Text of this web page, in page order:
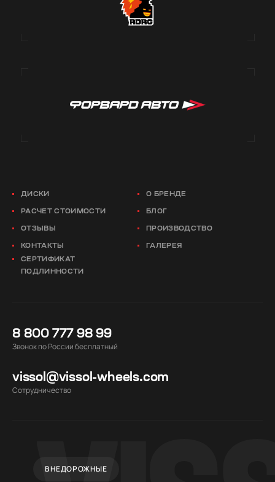
ДИСКИ О БРЕНДЕ
РАСЧЕТ СТОИМОСТИ БЛОГ
ОТЗЫВЫ ПРОИЗВОДСТВО
КОНТАКТЫ
ГАЛЕРЕЯ
СЕРТИФИКАТ
ПОДЛИННОСТИ
8 800 777 98 99
Звонок по России бесплатный
vissol@vissol-wheels.com
Cотрудничество
ВНЕДОРОЖНЫЕ